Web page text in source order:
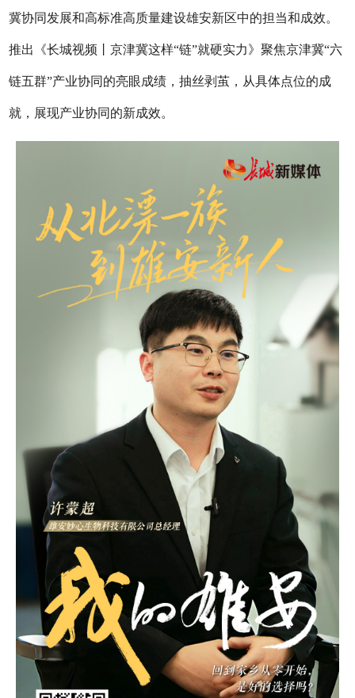
冀协同发展和高标准高质量建设雄安新区中的担当和成效。
推出《长城视频丨京津冀这样“链”就硬实力》聚焦京津冀“六
链五群”产业协同的亮眼成绩，抽丝剥茧，从具体点位的成
就，展现产业协同的新成效。